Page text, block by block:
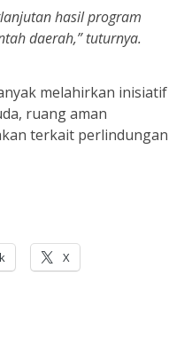
hasil program
daerah,” tuturnya.
melahirkan inisiatif
ruang aman
terkait perlindungan
X